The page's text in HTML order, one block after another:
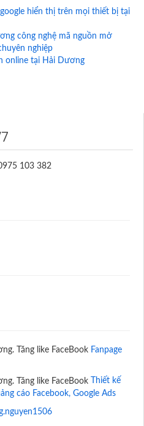
google hiển thị trên mọi thiết bị tại
công nghệ mã nguồn mở
nghiệp
online tại Hải Dương
Fanpage
Thiết kế
cáo Facebook, Google Ads